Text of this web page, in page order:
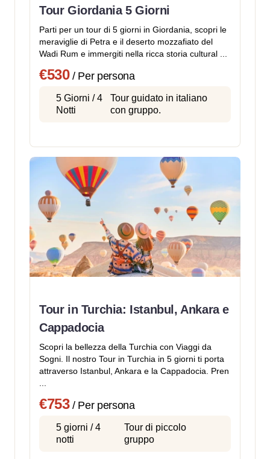
Tour Giordania 5 Giorni
Parti per un tour di 5 giorni in Giordania, scopri le
meraviglie di Petra e il deserto mozzafiato del
Wadi Rum e immergiti nella ricca storia cultural ...
€530/ Per persona
5 Giorni / 4
Notti
Tour guidato in italiano
con gruppo.
Tour in Turchia: Istanbul, Ankara e
Cappadocia
Scopri la bellezza della Turchia con Viaggi da
Sogni. Il nostro Tour in Turchia in 5 giorni ti porta
attraverso Istanbul, Ankara e la Cappadocia. Pren
...
€753/ Per persona
5 giorni / 4
notti
Tour di piccolo
gruppo